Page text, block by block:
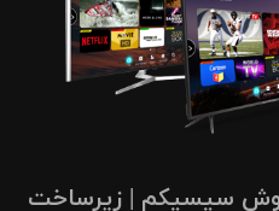
سیسیکم | زیرساخت